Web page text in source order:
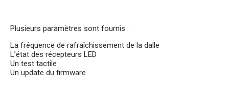
Plusieurs paramètres sont fournis :
La fréquence de rafraîchissement de la dalle
L’état des récepteurs LED
Un test tactile
Un update du firmware